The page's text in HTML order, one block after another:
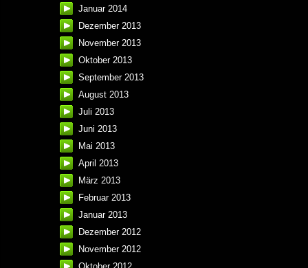
Januar 2014
Dezember 2013
November 2013
Oktober 2013
September 2013
August 2013
Juli 2013
Juni 2013
Mai 2013
April 2013
März 2013
Februar 2013
Januar 2013
Dezember 2012
November 2012